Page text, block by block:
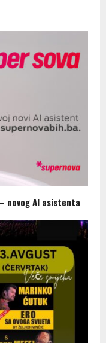
novog AI asistenta